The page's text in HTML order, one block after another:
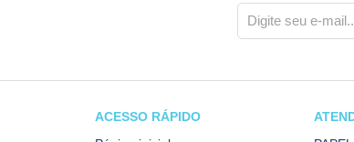
ACESSO RÁPIDO